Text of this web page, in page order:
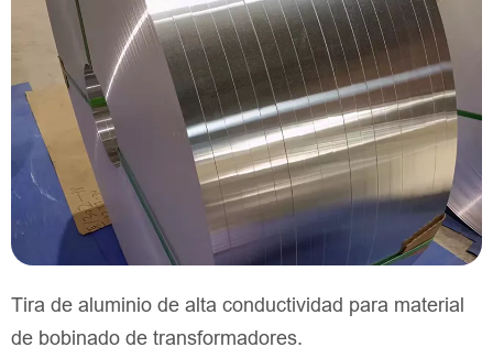
Tira de aluminio de alta conductividad para material
de bobinado de transformadores.